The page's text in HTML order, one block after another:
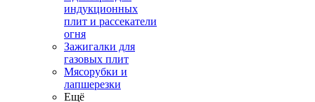
индукционных
плит и рассекатели
огня
Зажигалки для
газовых плит
Мясорубки и
лапшерезки
Ещё